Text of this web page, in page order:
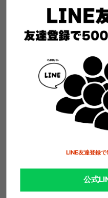
KAWI JAMELE“カウイジャミー
アラビア語で強く美しいの意味
KAWI JAMELE 2019SSからの
Couture / Eggy Elegance」。
ストリートスタイルを表現しな
じさせるアイテム。
エッジ―なテイストと上品でク
商品
LINE友達登録
公式